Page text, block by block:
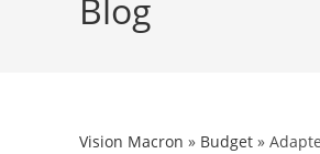
Blog
Vision Macron » Budget »